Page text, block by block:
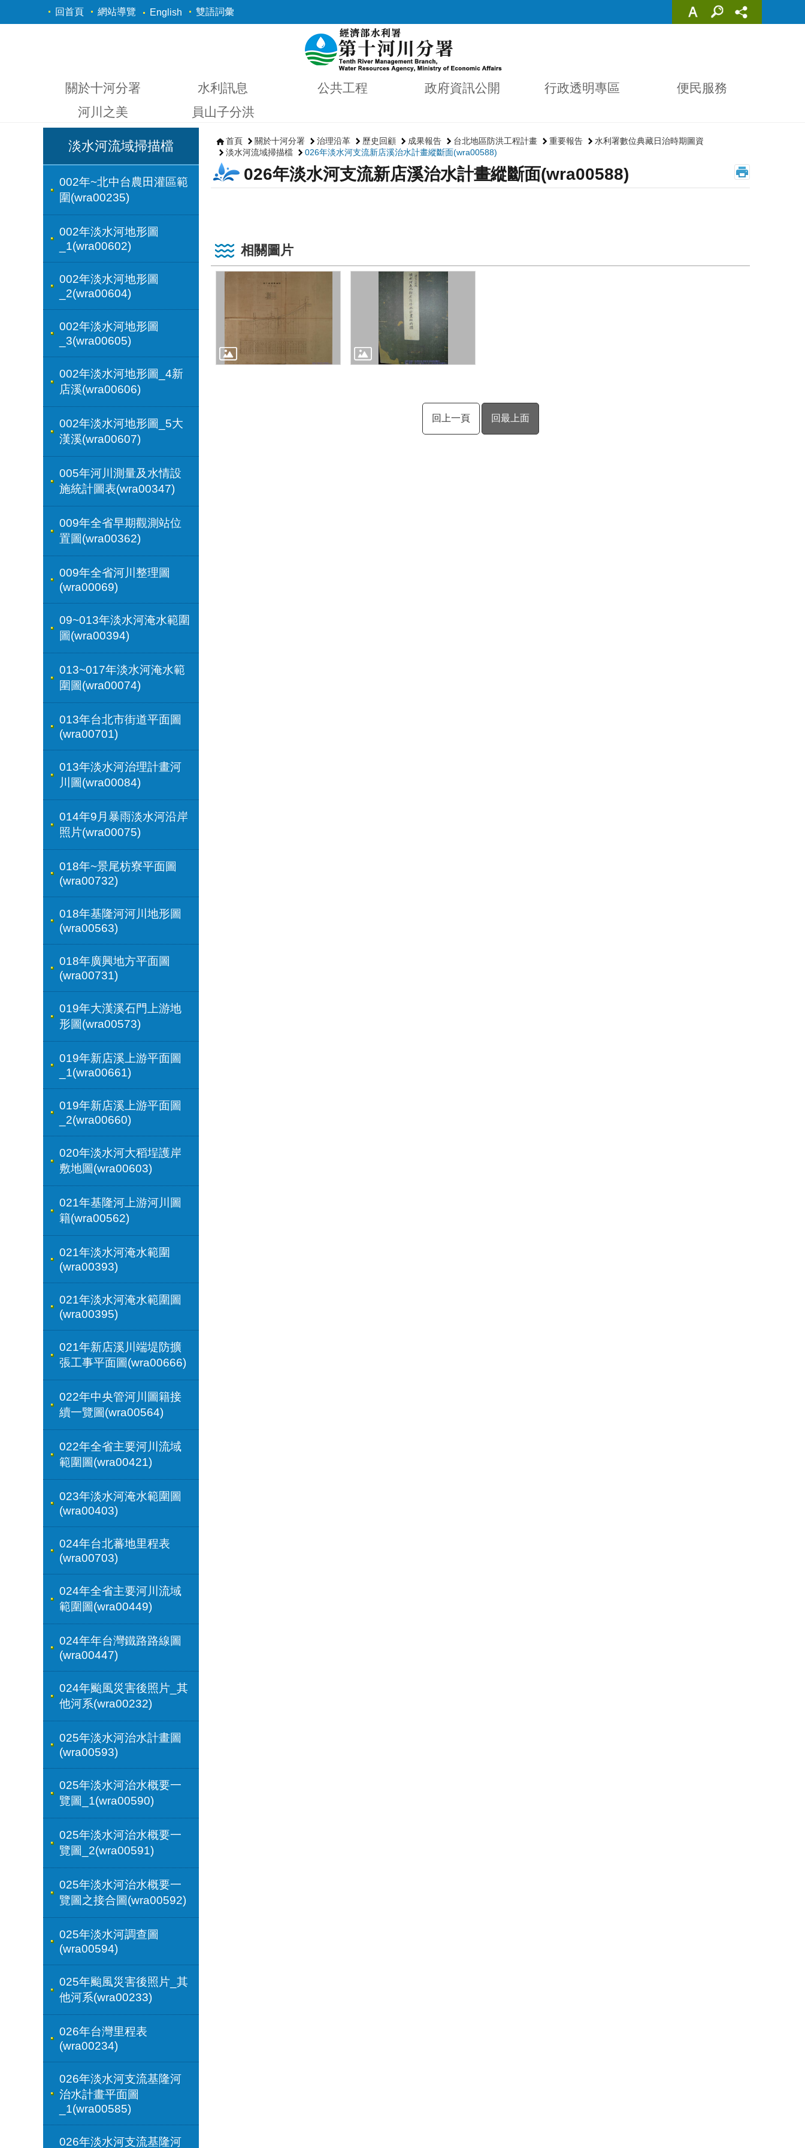
跳到主要內容區塊
回首頁 網站導覽 English 雙語詞彙
關於十河分署 水利訊息 公共工程 政府資訊公開 行政透明專區
便民服務
河川之美
員山子分洪
淡水河流域掃描檔
002年~北中台農田灌區範
圍(wra00235)
002年淡水河地形圖
_1(wra00602)
002年淡水河地形圖
_2(wra00604)
002年淡水河地形圖
_3(wra00605)
002年淡水河地形圖_4新
店溪(wra00606)
002年淡水河地形圖_5大
漢溪(wra00607)
005年河川測量及水情設
施統計圖表(wra00347)
009年全省早期觀測站位
置圖(wra00362)
009年全省河川整理圖
(wra00069)
09~013年淡水河淹水範圍
圖(wra00394)
013~017年淡水河淹水範
圍圖(wra00074)
013年台北市街道平面圖
(wra00701)
013年淡水河治理計畫河
川圖(wra00084)
014年9月暴雨淡水河沿岸
照片(wra00075)
018年~景尾枋寮平面圖
(wra00732)
018年基隆河河川地形圖
(wra00563)
018年廣興地方平面圖
(wra00731)
019年大漢溪石門上游地
形圖(wra00573)
019年新店溪上游平面圖
_1(wra00661)
019年新店溪上游平面圖
_2(wra00660)
020年淡水河大稻埕護岸
敷地圖(wra00603)
021年基隆河上游河川圖
籍(wra00562)
021年淡水河淹水範圍
(wra00393)
021年淡水河淹水範圍圖
(wra00395)
021年新店溪川端堤防擴
張工事平面圖(wra00666)
022年中央管河川圖籍接
續一覽圖(wra00564)
022年全省主要河川流域
範圍圖(wra00421)
023年淡水河淹水範圍圖
(wra00403)
024年台北蕃地里程表
(wra00703)
024年全省主要河川流域
範圍圖(wra00449)
024年年台灣鐵路路線圖
(wra00447)
024年颱風災害後照片_其
他河系(wra00232)
025年淡水河治水計畫圖
(wra00593)
025年淡水河治水概要一
覽圖_1(wra00590)
025年淡水河治水概要一
覽圖_2(wra00591)
025年淡水河治水概要一
覽圖之接合圖(wra00592)
025年淡水河調查圖
(wra00594)
025年颱風災害後照片_其
他河系(wra00233)
026年台灣里程表
(wra00234)
026年淡水河支流基隆河
治水計畫平面圖
_1(wra00585)
026年淡水河支流基隆河
首頁 關於十河分署 治理沿革 歷史回顧 成果報告 台北地區防洪工程計畫 重要報告
水利署數位典藏日治時期圖資
淡水河流域掃描檔
026年淡水河支流新店溪治水計畫縱斷面(wra00588)
026年淡水河支流新店溪治水計畫縱斷面(wra00588)
相關圖片
回上一頁 回最上面